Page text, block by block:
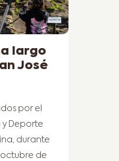
largo
José
por el
y Deporte
durante
de